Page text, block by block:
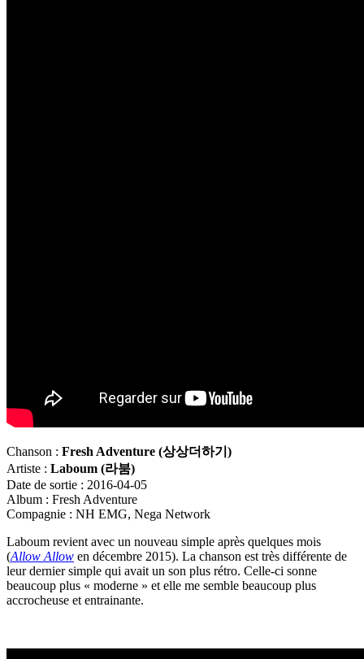
Chanson : Fresh Adventure (상상더하기 )
Artiste : Laboum (라붐)
Date de sortie : 2016-04-05
Album : Fresh Adventure
Compagnie : NH EMG, Nega Network
Laboum revient avec un nouveau simple après quelques mois
(Allow Allow en décembre 2015). La chanson est très différente de
leur dernier simple qui avait un son plus rétro. Celle-ci sonne
beaucoup plus « moderne » et elle me semble beaucoup plus
accrocheuse et entrainante.